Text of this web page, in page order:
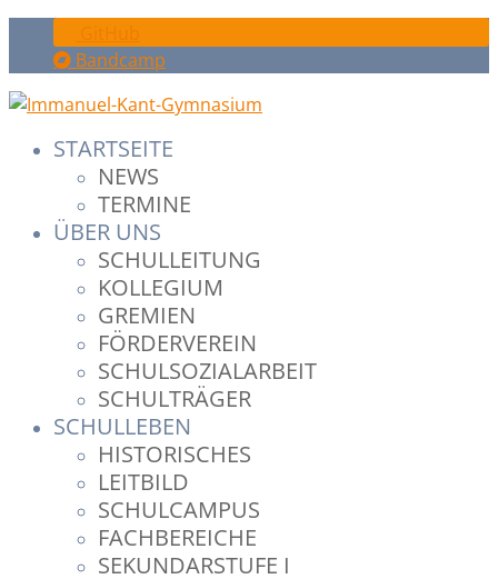
Bandcamp
STARTSEITE
NEWS
TERMINE
ÜBER UNS
SCHULLEITUNG
KOLLEGIUM
GREMIEN
FÖRDERVEREIN
SCHULSOZIALARBEIT
SCHULTRÄGER
SCHULLEBEN
HISTORISCHES
LEITBILD
SCHULCAMPUS
FACHBEREICHE
SEKUNDARSTUFE I